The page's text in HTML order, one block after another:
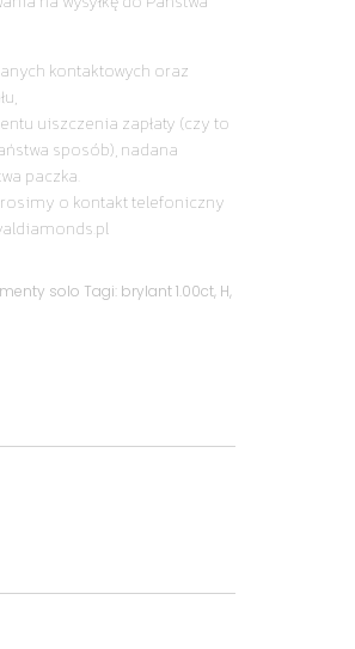
kontaktowych oraz
uiszczenia zapłaty (czy to
sposób), nadana
paczka.
o kontakt telefoniczny
solo Tagi: brylant 1.00ct, H,